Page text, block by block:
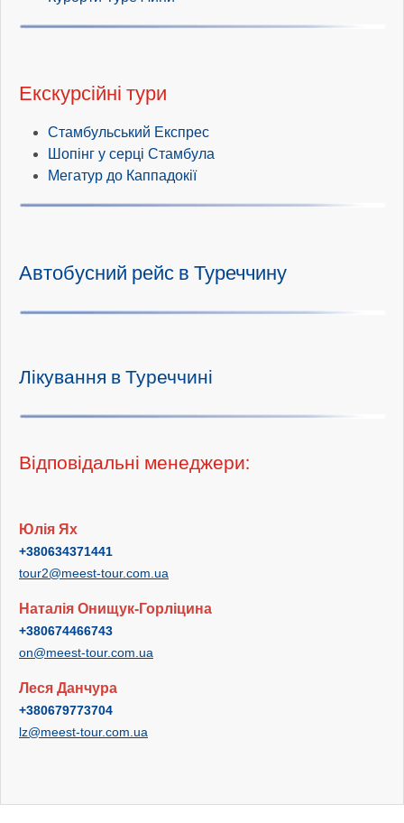
Екскурсійні тури
Стамбульський Експрес
Шопінг у серці Стамбула
Мегатур до Каппадокії
Автобусний рейс в Туреччину
Лікування в Туреччині
Відповідальні менеджери:
Юлія Ях
+380634371441
tour2@meest-tour.com.ua
Наталія Онищук-Горліцина
+380674466743
on@meest-tour.com.ua
Леся Данчура
+380679773704
lz@meest-tour.com.ua